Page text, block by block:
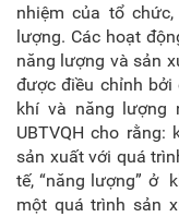
nhiệm của tổ
lượng. Các hoạt
năng lượng và sản
được điều chỉnh bởi
khí và năng lượng
UBTVQH cho
sản xuất với quá
tế, “năng lượng” ở
một quá trình sản